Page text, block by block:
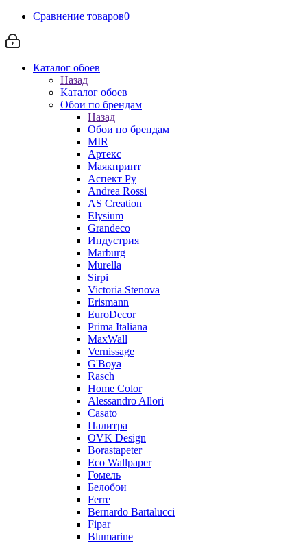
Сравнение товаров0
Каталог обоев
Назад
Каталог обоев
Обои по брендам
Назад
Обои по брендам
MIR
Артекс
Маякпринт
Аспект Ру
Andrea Rossi
AS Creation
Elysium
Grandeco
Индустрия
Marburg
Murella
Sirpi
Victoria Stenova
Erismann
EuroDecor
Prima Italiana
MaxWall
Vernissage
G'Boya
Rasch
Home Color
Alessandro Allori
Casato
Палитра
OVK Design
Borastapeter
Eco Wallpaper
Гомель
Белобои
Ferre
Bernardo Bartalucci
Fipar
Blumarine